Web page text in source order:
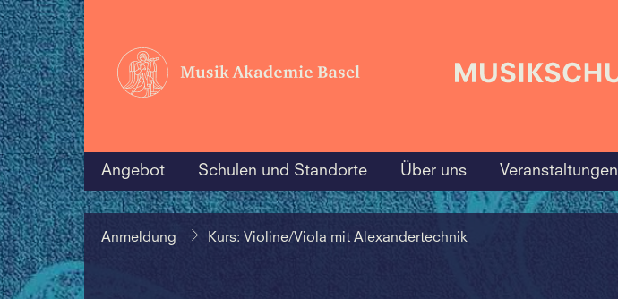
Angebot Schulen und Standorte Über uns Veranstaltungen
Anmeldung Kurs: Violine/Viola mit Alexandertechnik